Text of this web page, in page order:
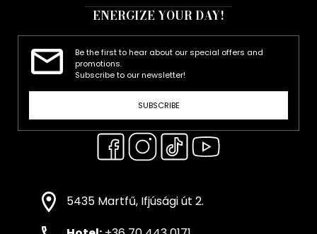
ENERGIZE YOUR DAY!
Be the first to hear about our special offers and
promotions.
Subscribe to our newsletter!
SUBSCRIBE
5435 Martfű, Ifjúsági út 2.